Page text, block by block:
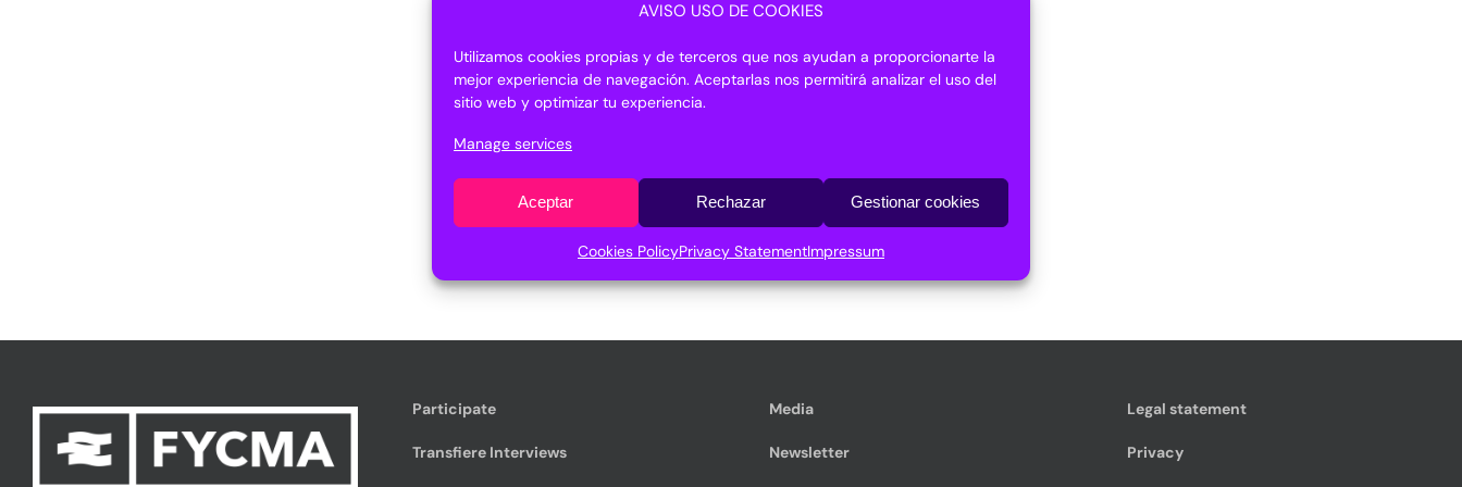
AVISO USO DE COOKIES
Utilizamos cookies propias y de terceros que nos ayudan a proporcionarte la
mejor experiencia de navegación. Aceptarlas nos permitirá analizar el uso del
sitio web y optimizar tu experiencia.
Manage services
Aceptar Rechazar Gestionar cookies
Cookies PolicyPrivacy StatementImpressum
PDF programme
Participate
Transfiere Interviews
Media
Newsletter
Legal statement
Privacy